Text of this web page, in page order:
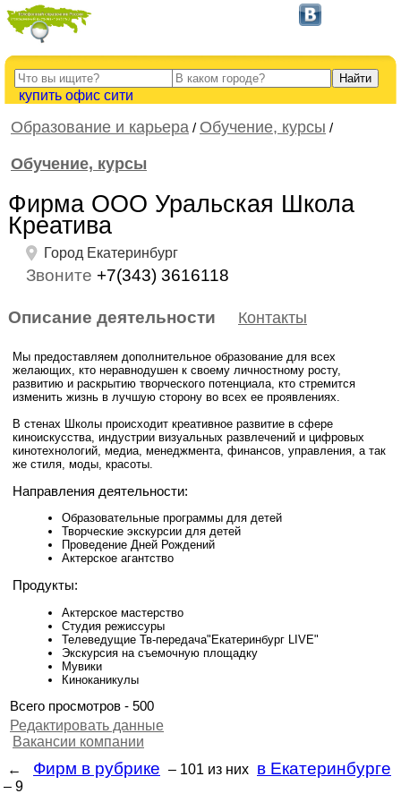
купить офис сити
Образование и карьера / Обучение, курсы /
Обучение, курсы
Фирма ООО Уральская Школа
Креатива
Город Екатеринбург
Звоните +7(343) 3616118
Описание деятельности Контакты
Мы предоставляем дополнительное образование для всех
желающих, кто неравнодушен к своему личностному росту,
развитию и раскрытию творческого потенциала, кто стремится
изменить жизнь в лучшую сторону во всех ее проявлениях.
В стенах Школы происходит креативное развитие в сфере
киноискусства, индустрии визуальных развлечений и цифровых
кинотехнологий, медиа, менеджмента, финансов, управления, а так
же стиля, моды, красоты.
Направления деятельности:
Образовательные программы для детей
Творческие экскурсии для детей
Проведение Дней Рождений
Актерское агантство
Продукты:
Актерское мастерство
Студия режиссуры
Телеведущие Тв-передача"Екатеринбург LIVE"
Экскурсия на съемочную площадку
Мувики
Киноканикулы
Всего просмотров - 500
Редактировать данные
Вакансии компании
←
Фирм в рубрике – 101 из них в Екатеринбурге
– 9